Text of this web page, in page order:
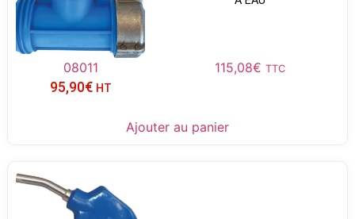
08011 115,08€ TTC
95,90€ HT
Ajouter au panier